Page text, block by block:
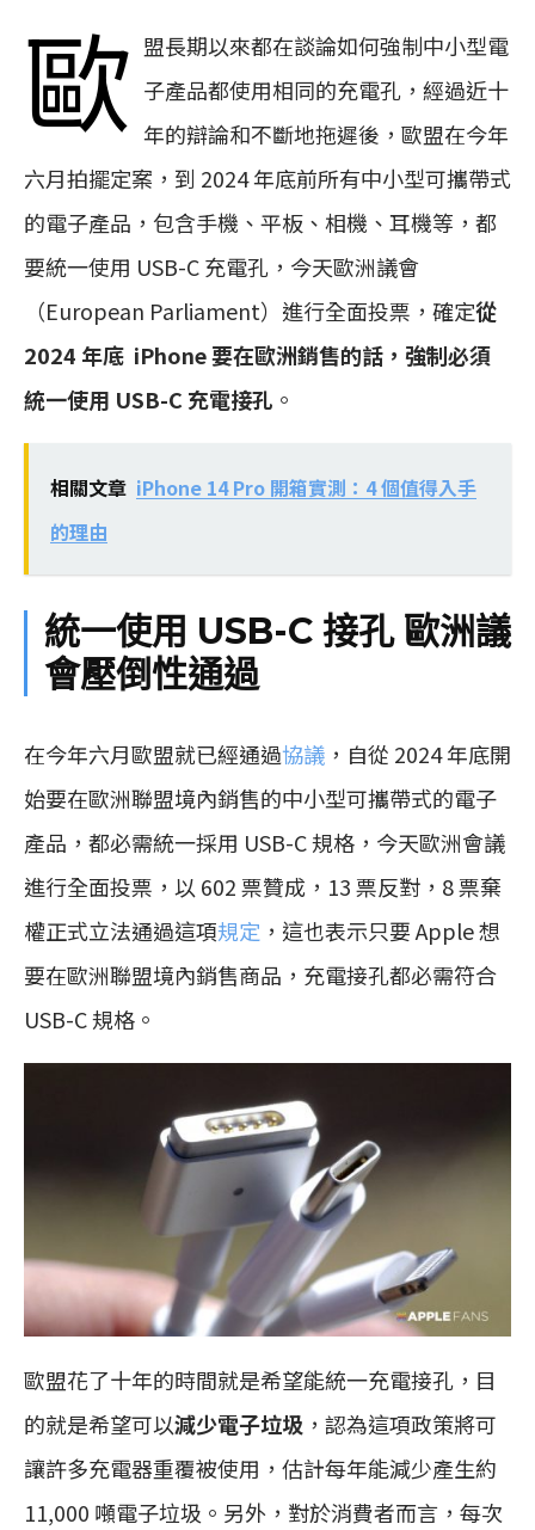
歐 盟長期以來都在談論如何強制中小型電
子產品都使用相同的充電孔，經過近十
年的辯論和不斷地拖遲後，歐盟在今年
六月拍擺定案，到 2024 年底前所有中小型可攜帶式
的電子產品，包含手機、平板、相機、耳機等，都
要統一使用 USB-C 充電孔，今天歐洲議會
（European Parliament）進行全面投票，確定從
2024 年底 iPhone 要在歐洲銷售的話，強制必須
統一使用 USB-C 充電接孔 。
相關文章 iPhone 14 Pro 開箱實測：4 個值得入手
的理由
統一使用 USB-C 接孔 歐洲議
會壓倒性通過
在今年六月歐盟就已經通過協議 ，自從 2024 年底開
始要在歐洲聯盟境內銷售的中小型可攜帶式的電子
產品，都必需統一採用 USB-C 規格，今天歐洲會議
進行全面投票，以 602 票贊成，13 票反對，8 票棄
權正式立法通過這項規定 ，這也表示只要 Apple 想
要在歐洲聯盟境內銷售商品，充電接孔都必需符合
USB-C 規格。
歐盟花了十年的時間就是希望能統一充電接孔，目
的就是希望可以減少電子垃圾 ，認為這項政策將可
讓許多充電器重覆被使用，估計每年能減少產生約
11,000 噸電子垃圾。另外，對於消費者而言，每次